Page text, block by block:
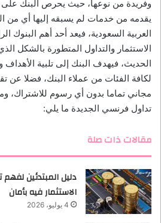
وفريدة من نوعها، حيث يحرص البنك على
يقدمه من خدمات لم يسبقه إليها أي من
العربية السعودية، فيعد أحد أهم البنوك
الاستثمار والتداول المتطورة بالشكل
الحديث، فيهدف البنك إلى تلبية الأهداف
لكافة الفئات من عملاء البنك، فضلا
مجاني تماما بدون أي رسوم للاشتراك،
تداول فرنسي الجديدة ما يلي:
مقالات ذات صلة
دليل المبتدئين
الاستثمار فيه بأمان
4 يوليو، 2026